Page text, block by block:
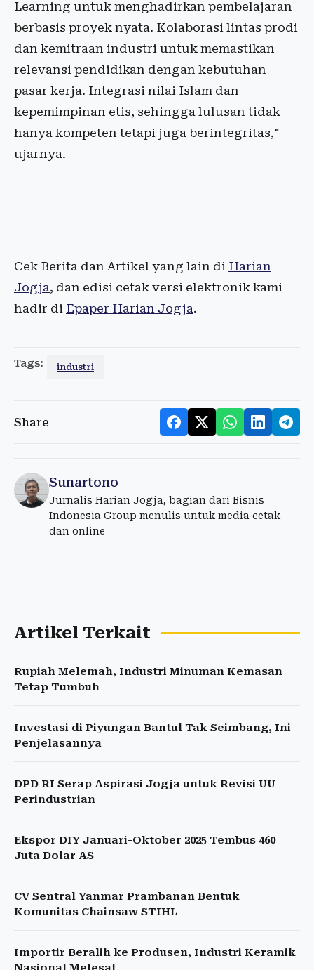
Learning untuk menghadirkan pembelajaran
berbasis proyek nyata. Kolaborasi lintas prodi
dan kemitraan industri untuk memastikan
relevansi pendidikan dengan kebutuhan
pasar kerja. Integrasi nilai Islam dan
kepemimpinan etis, sehingga lulusan tidak
hanya kompeten tetapi juga berintegritas,"
ujarnya.
Cek Berita dan Artikel yang lain di Harian
Jogja, dan edisi cetak versi elektronik kami
hadir di Epaper Harian Jogja.
Tags: industri
Share
Sunartono
Jurnalis Harian Jogja, bagian dari Bisnis
Indonesia Group menulis untuk media cetak
dan online
Artikel Terkait
Rupiah Melemah, Industri Minuman Kemasan
Tetap Tumbuh
Investasi di Piyungan Bantul Tak Seimbang, Ini
Penjelasannya
DPD RI Serap Aspirasi Jogja untuk Revisi UU
Perindustrian
Ekspor DIY Januari-Oktober 2025 Tembus 460
Juta Dolar AS
CV Sentral Yanmar Prambanan Bentuk
Komunitas Chainsaw STIHL
Importir Beralih ke Produsen, Industri Keramik